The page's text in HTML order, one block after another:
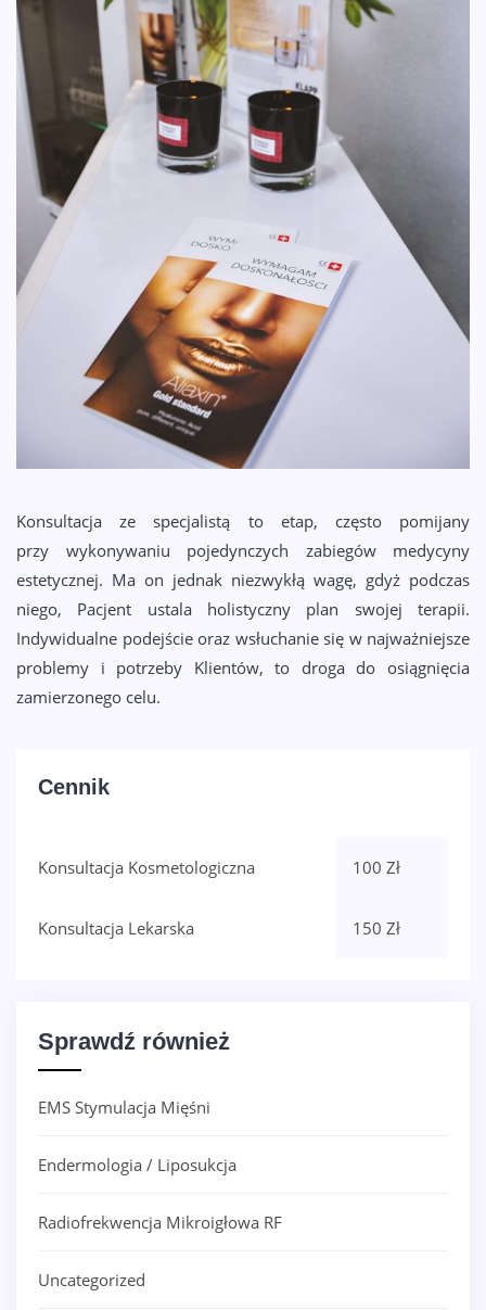
KONTAKT
Sprawdź również
EMS Stymulacja Mięśni
Endermologia / Liposukcja
Radiofrekwencja Mikroigłowa RF
Uncategorized
Konsultacja ze specjalistą to etap, często pomijany
przy wykonywaniu pojedynczych zabiegów medycyny
estetycznej. Ma on jednak niezwykłą wagę, gdyż podczas
niego, Pacjent ustala holistyczny plan swojej terapii.
Indywidualne podejście oraz wsłuchanie się w najważniejsze
problemy i potrzeby Klientów, to droga do osiągnięcia
zamierzonego celu.
Cennik
Konsultacja Kosmetologiczna 100 Zł
Konsultacja Lekarska 150 Zł